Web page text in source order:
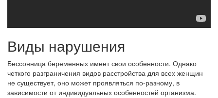
Виды нарушения
Бессонница беременных имеет свои особенности. Однако
четкого разграничения видов расстройства для всех женщин
не существует, оно может проявляться по-разному, в
зависимости от индивидуальных особенностей организма.